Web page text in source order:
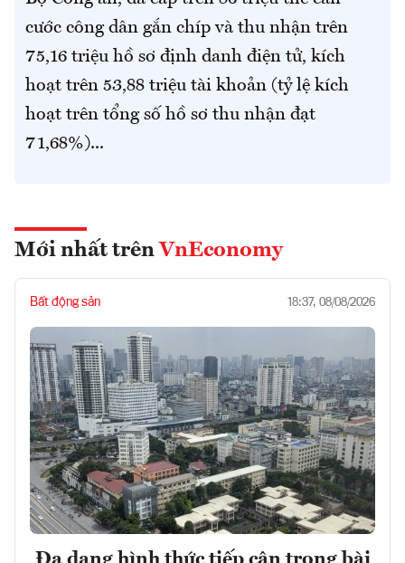
cước công dân gắn chíp và thu nhận trên
75,16 triệu hồ sơ định danh điện tử, kích
hoạt trên 53,88 triệu tài khoản (tỷ lệ kích
hoạt trên tổng số hồ sơ thu nhận đạt
71,68%)...
Mới nhất trên VnEconomy
Bất động sản 18:37, 08/08/2026